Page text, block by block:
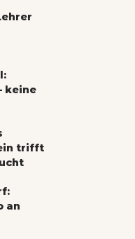
keine
trifft
an